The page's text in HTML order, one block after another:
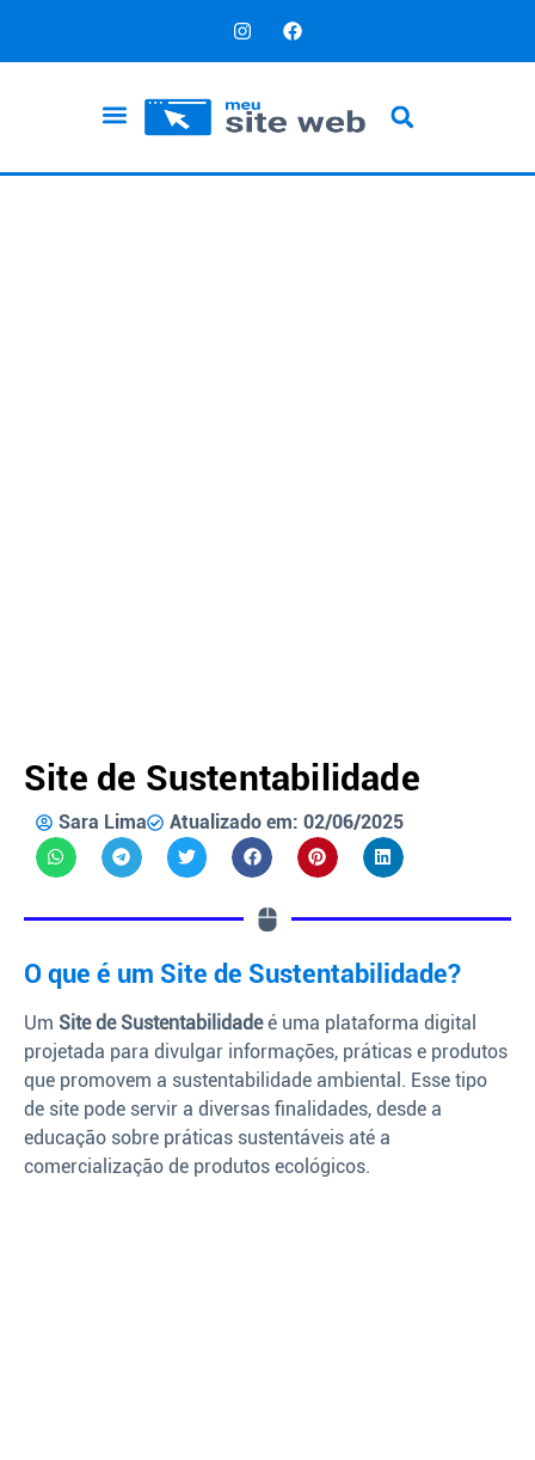
Site de Sustentabilidade
Sara Lima Atualizado em: 02/06/2025
O que é um Site de Sustentabilidade?
Um Site de Sustentabilidadeé uma plataforma digital
projetada para divulgar informações, práticas e produtos
que promovem a sustentabilidade ambiental. Esse tipo
de site pode servir a diversas finalidades, desde a
educação sobre práticas sustentáveis até a
comercialização de produtos ecológicos.